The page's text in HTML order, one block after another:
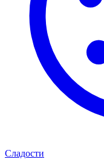
Сладости